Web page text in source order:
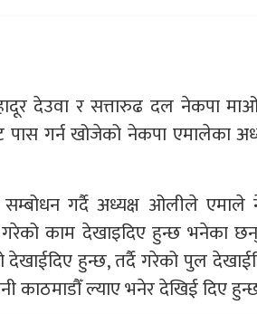
देउवा र सत्तारुढ दल नेकपा
पास गर्न खोजेको नेकपा एमालेका
गर्दै अध्यक्ष ओलीले
गरेको काम देखाइदिए हुन्छ भनेका
देखाईदिए हुन्छ, तर्दै गरेको पुल
काठमाडौँ ल्याए भनेर देखिई दिए हुन्छ,